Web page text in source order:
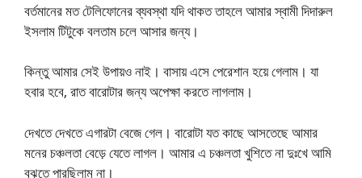
বর্তমানের মত টেলিফোনের ব্যবস্থা যদি থাকত তাহলে আমার স্বামী দিদারুল
ইসলাম টিটুকে বলতাম চলে আসার জন্য।
কিন্তু আমার সেই উপায়ও নাই। বাসায় এসে পেরেশান হয়ে গেলাম। যা
হবার হবে, রাত বারোটার জন্য অপেক্ষা করতে লাগলাম।
দেখতে দেখতে এগারটা বেজে গেল। বারোটা যত কাছে আসতেছে আমার
মনের চঞ্চলতা বেড়ে যেতে লাগল। আমার এ চঞ্চলতা খুশিতে না দুঃখে আমি
বুঝতে পারছিলাম না।